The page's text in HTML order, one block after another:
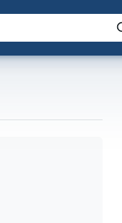
a IA Buscar no Jus